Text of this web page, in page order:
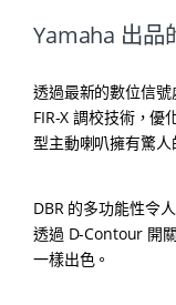
Yamaha 出品
透過最新的數位信號
FIR-X 調校技術，優
型主動喇叭擁有驚人
DBR 的多功能性令
透過 D-Contour 開
一樣出色。